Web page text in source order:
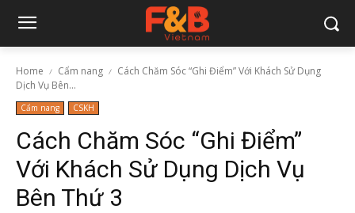
Home Cẩm nang
Cách Chăm Sóc “Ghi Điểm” Với Khách Sử Dụng
Dịch Vụ Bên...
Cẩm nang CSKH
Cách Chăm Sóc “Ghi Điểm”
Với Khách Sử Dụng Dịch Vụ
Bên Thứ 3